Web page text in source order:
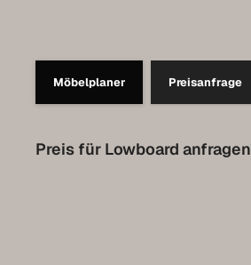
Möbelplaner Preisanfrage
Preis für Lowboard anfragen